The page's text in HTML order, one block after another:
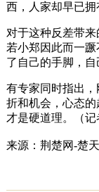
西，人家却早已
对于这种反差带
若小郑因此而一
了自己的手脚，
有专家同时指出
折和机会，心态
才是硬道理。（
来源：荆楚网-楚